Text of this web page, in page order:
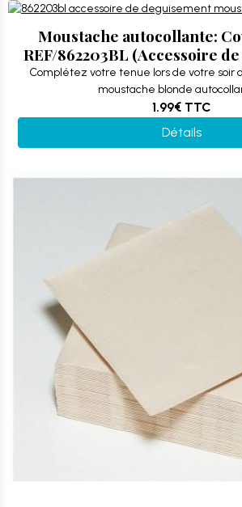
Moustache autocollante:
REF/862203BL (Accessoire
adulte)
Complétez votre tenue lors de votre soir
moustache blonde
1.99€ TTC
Détails